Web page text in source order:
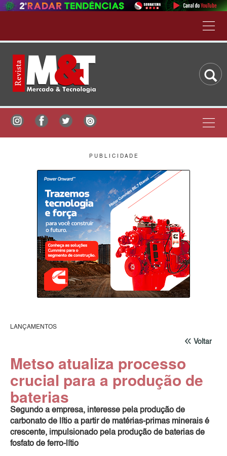
P U B L I C I D A D E
LANÇAMENTOS
Voltar
Metso atualiza processo
crucial para a produção de
baterias
Segundo a empresa, interesse pela produção de
carbonato de lítio a partir de matérias-primas minerais é
crescente, impulsionado pela produção de baterias de
fosfato de ferro-lítio